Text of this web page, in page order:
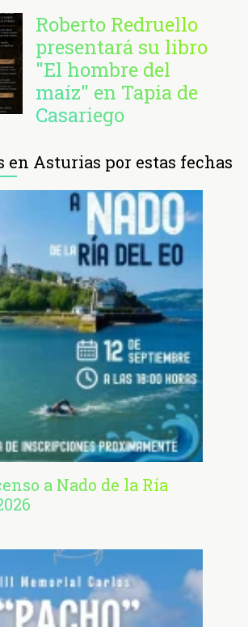
Roberto Redruello
presentará su libro
"El hombre del
maíz" en Tapia de
Casariego
en Asturias por estas fechas
a Nado de la Ría